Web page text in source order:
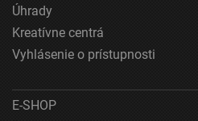
Pochopiť cieľové skupiny na
Použitie obmedzených údajov na
Úhrady
Kreatívne centrá
Vyhlásenie o prístupnosti
E-SHOP